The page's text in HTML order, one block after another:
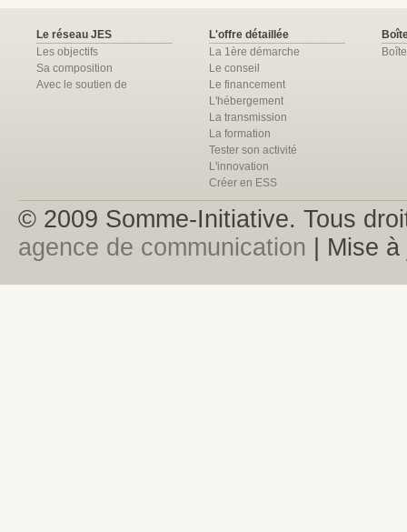
Le réseau JES
Les objectifs
Sa composition
Avec le soutien de
L'offre détaillée
La 1ère démarche
Le conseil
Le financement
L'hébergement
La transmission
La formation
Tester son activité
L'innovation
Créer en ESS
© 2009 Somme-Initiative. Tous
agence de communication | Mise